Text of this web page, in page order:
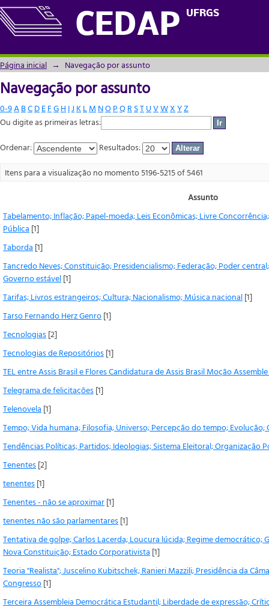
CEDAP UFRGS
Navegação por assunto
Página inicial → Navegação por assunto
Navegação por assunto
0-9ABCDEFGH IJ KLM NOPQRSTUVWXYZ
Ou digite as primeiras letras:
Ordenar:
Resultados:
Itens para a visualização no momento 5196-5215 of 5461
Assunto
Tabelamento; Inflação; Papel-moeda; Leis Econômicas; Livre
Pública [1]
Taborda [1]
Tancredo Neves; Constituição; Presidencialismo; Federação; Poder
Governo estável[1]
Tarifas; Livros estrangeiros; Cultura; Nacionalismo; Música nacional[1]
Tarso Fernando Herz Genro[1]
Tecnologias[2]
Tecnologias de Repositórios[1]
TEL entre Assis Brasil e Flores Candidatura de Assis Brasil Moção
Telegrama de felicitações[1]
Telenovela [1]
Tempo; Vida humana; Filosofia; Universo; Percepção do tempo; Evolução;
Tendências Políticas; Partidos; Ideologias; Sistema Eleitoral; Organização
Tenentes[2]
tenentes[1]
Tenentes - não se aproximar[1]
tenentes não são parlamentares[1]
Tentativa de golpe; Carlos Lacerda; Loucura lúcida; Regime democrático;
Nova Constituição; Estado Corporativista [1]
Teoria "Realista"; Juscelino Kubitschek; Ranieri Mazzili; Presidência da
Congresso[1]
Terceira Assembleia Democrática Estudantil; Liberdade de expressão;